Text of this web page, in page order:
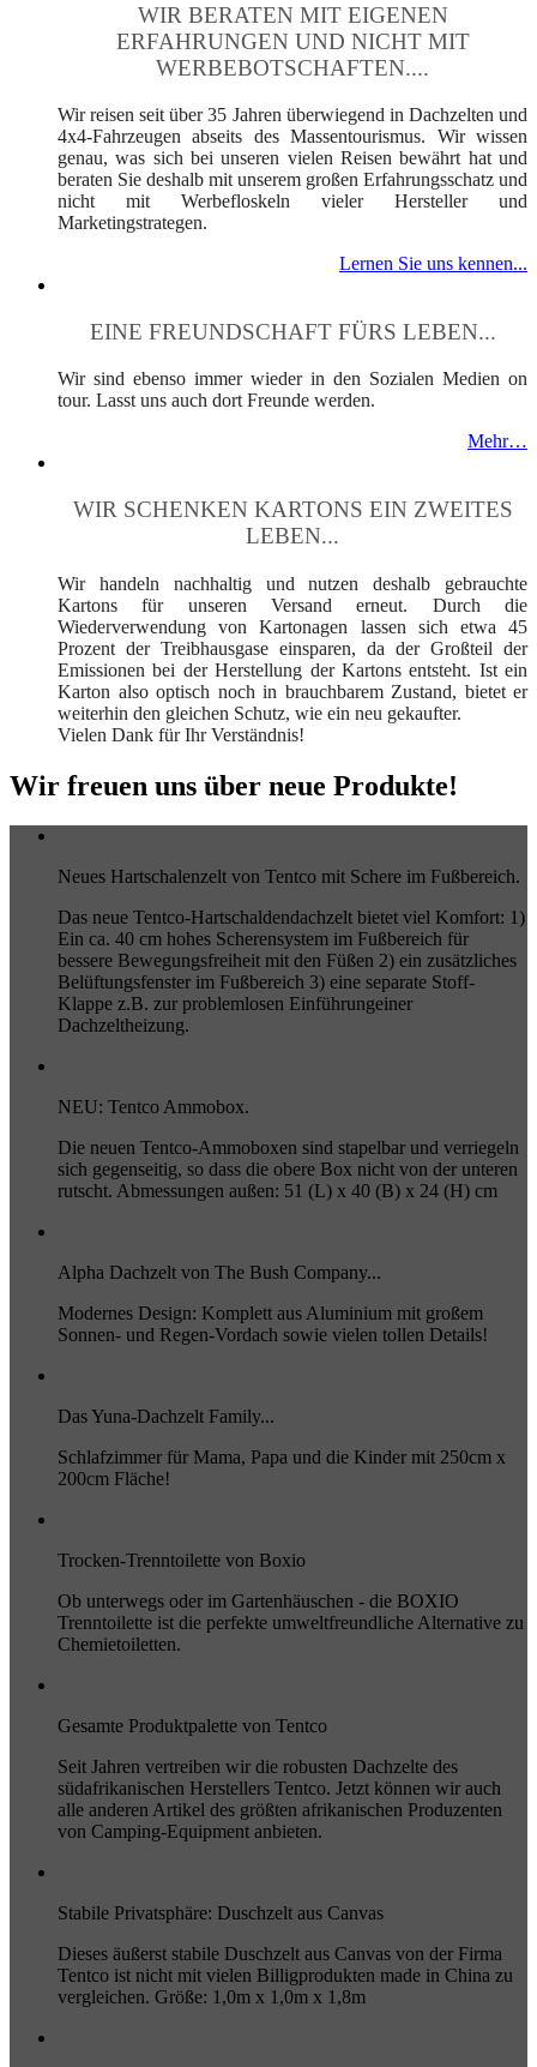
WIR BERATEN MIT EIGENEN
ERFAHRUNGEN UND NICHT MIT
WERBEBOTSCHAFTEN....
Wir reisen seit über 35 Jahren überwiegend in Dachzelten und
4x4-Fahrzeugen abseits des Massentourismus. Wir wissen
genau, was sich bei unseren vielen Reisen bewährt hat und
beraten Sie deshalb mit unserem großen Erfahrungsschatz und
nicht mit Werbefloskeln vieler Hersteller und
Marketingstrategen.
Lernen Sie uns kennen...
EINE FREUNDSCHAFT FÜRS LEBEN...
Wir sind ebenso immer wieder in den Sozialen Medien on
tour. Lasst uns auch dort Freunde werden.
Mehr…
WIR SCHENKEN KARTONS EIN ZWEITES
LEBEN...
Wir handeln nachhaltig und nutzen deshalb gebrauchte
Kartons für unseren Versand erneut. Durch die
Wiederverwendung von Kartonagen lassen sich etwa 45
Prozent der Treibhausgase einsparen, da der Großteil der
Emissionen bei der Herstellung der Kartons entsteht. Ist ein
Karton also optisch noch in brauchbarem Zustand, bietet er
weiterhin den gleichen Schutz, wie ein neu gekaufter.
Vielen Dank für Ihr Verständnis!
Wir freuen uns über neue Produkte!
Neues Hartschalenzelt von Tentco mit Schere im Fußbereich.
Das neue Tentco-Hartschaldendachzelt bietet viel Komfort: 1)
Ein ca. 40 cm hohes Scherensystem im Fußbereich für
bessere Bewegungsfreiheit mit den Füßen 2) ein zusätzliches
Belüftungsfenster im Fußbereich 3) eine separate Stoff-
Klappe z.B. zur problemlosen Einführungeiner
Dachzeltheizung.
NEU: Tentco Ammobox.
Die neuen Tentco-Ammoboxen sind stapelbar und verriegeln
sich gegenseitig, so dass die obere Box nicht von der unteren
rutscht. Abmessungen außen: 51 (L) x 40 (B) x 24 (H) cm
Alpha Dachzelt von The Bush Company...
Modernes Design: Komplett aus Aluminium mit großem
Sonnen- und Regen-Vordach sowie vielen tollen Details!
Das Yuna-Dachzelt Family...
Schlafzimmer für Mama, Papa und die Kinder mit 250cm x
200cm Fläche!
Trocken-Trenntoilette von Boxio
Ob unterwegs oder im Gartenhäuschen - die BOXIO
Trenntoilette ist die perfekte umweltfreundliche Alternative zu
Chemietoiletten.
Gesamte Produktpalette von Tentco
Seit Jahren vertreiben wir die robusten Dachzelte des
südafrikanischen Herstellers Tentco. Jetzt können wir auch
alle anderen Artikel des größten afrikanischen Produzenten
von Camping-Equipment anbieten.
Stabile Privatsphäre: Duschzelt aus Canvas
Dieses äußerst stabile Duschzelt aus Canvas von der Firma
Tentco ist nicht mit vielen Billigprodukten made in China zu
vergleichen. Größe: 1,0m x 1,0m x 1,8m